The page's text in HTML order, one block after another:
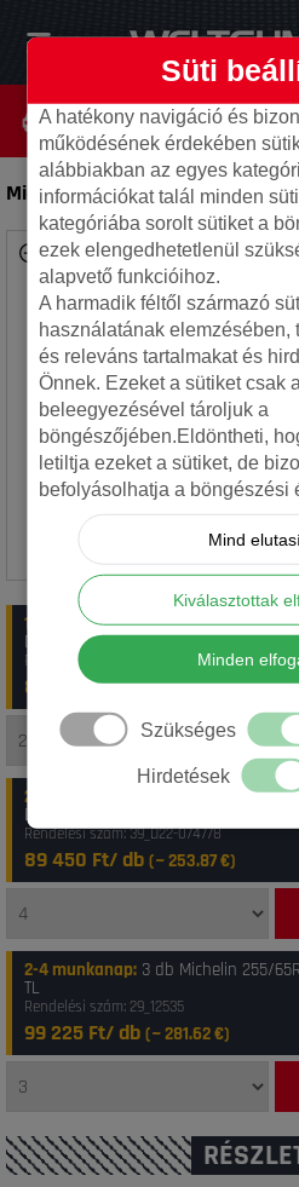
Michelin 255/65R17 114H
1-2 munkanap:2 db Michelin 255/
DOT22
Rendelési szám: 2_25565R17HLA2D22
86 950 Ft/ db (~246.78€)
2-3 munkanap 7 db Michelin 255/
DOT22
Rendelési szám: 39_D22-074778
89 450 Ft/ db (~253.87€)
2-4 munkanap: 3 db Michelin 255/
TL
Rendelési szám: 29_12535
99 225 Ft/ db (~281.62€)
Süti
A hatékony navigáció és
működésének érdekében
alábbiakban az egyes
információkat talál minden
kategóriába sorolt sütiket a
ezek elengedhetetlenül
alapvető funkcióihoz.
A harmadik féltől származó
használatának elemzésében,
és releváns tartalmakat és
Önnek. Ezeket a sütiket csak
beleegyezésével tároljuk a
böngészőjében.Eldöntheti,
letiltja ezeket a sütiket, de
befolyásolhatja a böngészési
Mind
Kiválasztottak
Minden
Szükséges
Hirdetések